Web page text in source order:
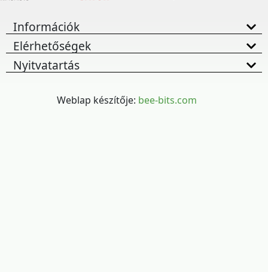
Információk
Elérhetőségek
Nyitvatartás
Weblap készítője: bee-bits.com